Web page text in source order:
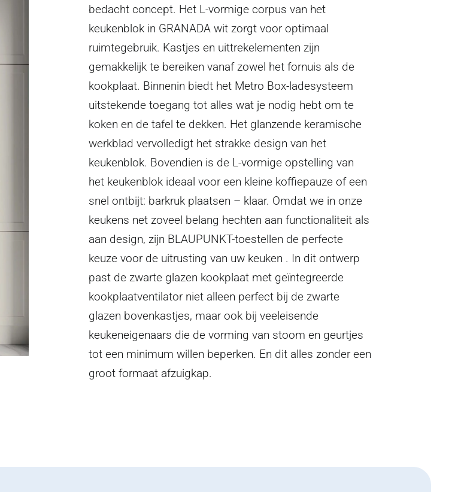
bedacht concept. Het L-vormige corpus van het
keukenblok in GRANADA wit zorgt voor optimaal
ruimtegebruik. Kastjes en uittrekelementen zijn
gemakkelijk te bereiken vanaf zowel het fornuis als de
kookplaat. Binnenin biedt het Metro Box-ladesysteem
uitstekende toegang tot alles wat je nodig hebt om te
koken en de tafel te dekken. Het glanzende keramische
werkblad vervolledigt het strakke design van het
keukenblok. Bovendien is de L-vormige opstelling van
het keukenblok ideaal voor een kleine koffiepauze of een
snel ontbijt: barkruk plaatsen – klaar. Omdat we in onze
keukens net zoveel belang hechten aan functionaliteit als
aan design, zijn BLAUPUNKT-toestellen de perfecte
keuze voor de uitrusting van uw keuken . In dit ontwerp
past de zwarte glazen kookplaat met geïntegreerde
kookplaatventilator niet alleen perfect bij de zwarte
glazen bovenkastjes, maar ook bij veeleisende
keukeneigenaars die de vorming van stoom en geurtjes
tot een minimum willen beperken. En dit alles zonder een
groot formaat afzuigkap.